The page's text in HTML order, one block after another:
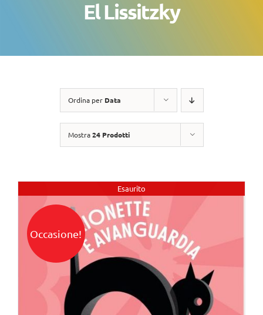
El Lissitzky
Ordina per Data
Mostra24 Prodotti
Esaurito
Occasione!